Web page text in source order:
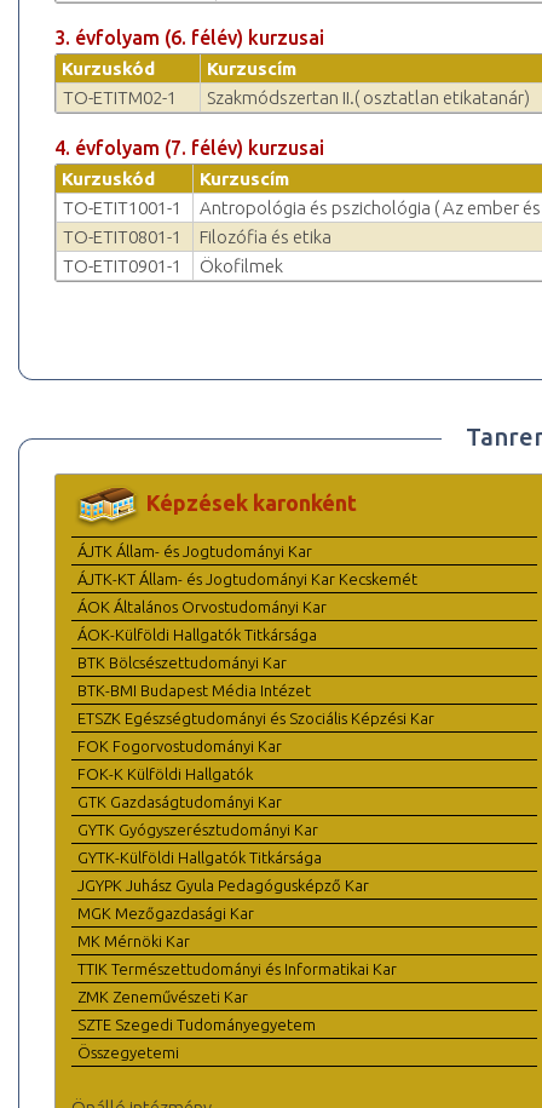
3. évfolyam (6. félév) kurzusai
Kurzuskód
Kurzuscím
TO-ETITM02-1
Szakmódszertan II.( osztatlan etikatanár)
4. évfolyam (7. félév) kurzusai
Kurzuskód
Kurzuscím
TO-ETIT1001-1
Antropológia és pszichológia ( Az ember
TO-ETIT0801-1
Filozófia és etika
TO-ETIT0901-1
Ökofilmek
Képzések karonként
ÁJTK Állam- és Jogtudományi Kar
ÁJTK-KT Állam- és Jogtudományi Kar Kecskemét
ÁOK Általános Orvostudományi Kar
ÁOK-Külföldi Hallgatók Titkársága
BTK Bölcsészettudományi Kar
BTK-BMI Budapest Média Intézet
ETSZK Egészségtudományi és Szociális Képzési Kar
FOK Fogorvostudományi Kar
FOK-K Külföldi Hallgatók
GTK Gazdaságtudományi Kar
GYTK Gyógyszerésztudományi Kar
GYTK-Külföldi Hallgatók Titkársága
JGYPK Juhász Gyula Pedagógusképző Kar
MGK Mezőgazdasági Kar
MK Mérnöki Kar
TTIK Természettudományi és Informatikai Kar
ZMK Zeneművészeti Kar
SZTE Szegedi Tudományegyetem
Összegyetemi